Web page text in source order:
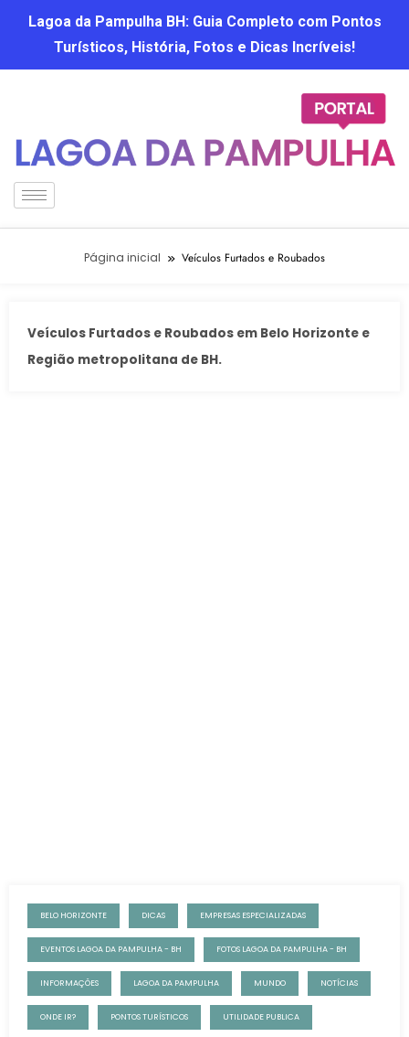
Lagoa da Pampulha BH: Guia Completo com Pontos
Turísticos, História, Fotos e Dicas Incríveis!
Página inicial Veículos Furtados e Roubados
Veículos Furtados e Roubados em Belo Horizonte e
Região metropolitana de BH.
21 de novembro de 2024
BELO HORIZONTE DICAS EMPRESAS ESPECIALIZADAS
EVENTOS LAGOA DA PAMPULHA - BH FOTOS LAGOA DA PAMPULHA - BH
INFORMAÇÕES LAGOA DA PAMPULHA MUNDO NOTÍCIAS
ONDE IR? PONTOS TURÍSTICOS UTILIDADE PUBLICA